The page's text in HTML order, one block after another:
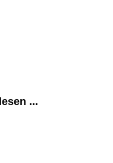
...